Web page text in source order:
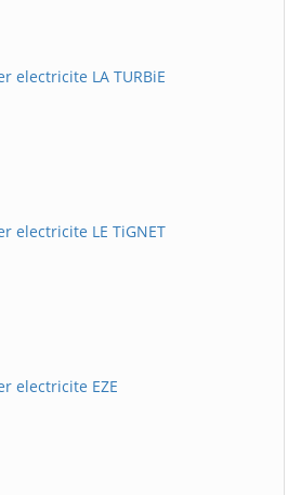
electricite LA TURBiE
electricite LE TiGNET
electricite EZE